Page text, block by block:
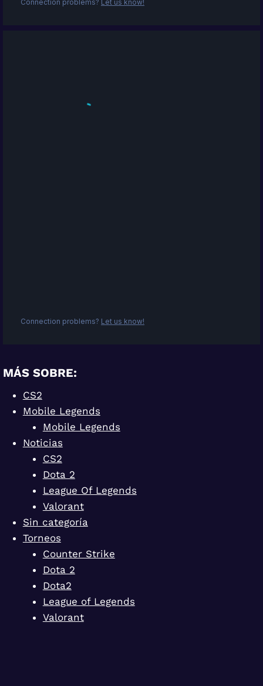
MÁS SOBRE:
CS2
Mobile Legends
Mobile Legends
Noticias
CS2
Dota 2
League Of Legends
Valorant
Sin categoría
Torneos
Counter Strike
Dota 2
Dota2
League of Legends
Valorant